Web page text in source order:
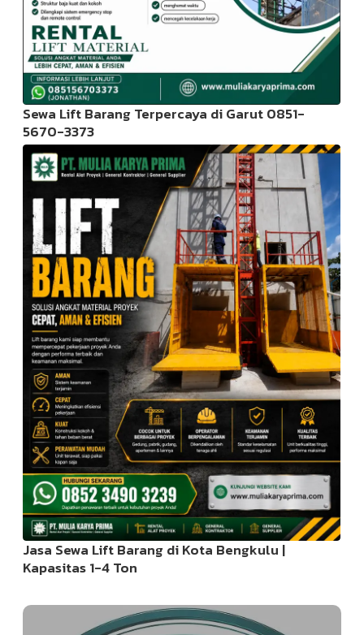
Sewa Lift Barang Terpercaya di Garut 0851-
5670-3373
Jasa Sewa Lift Barang di Kota Bengkulu |
Kapasitas 1-4 Ton